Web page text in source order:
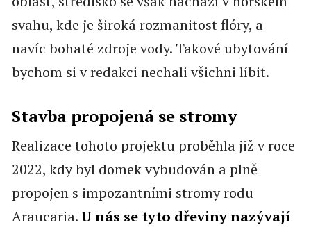
svahu, kde je široká rozmanitost flóry, a
navíc bohaté zdroje vody. Takové ubytování
bychom si v redakci nechali všichni líbit.
Stavba propojená se stromy
Realizace tohoto projektu proběhla již v roce
2022, kdy byl domek vybudován a plně
propojen s impozantními stromy rodu
Araucaria.U nás se tyto dřeviny nazývají